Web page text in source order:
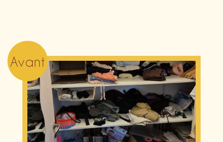
Avant